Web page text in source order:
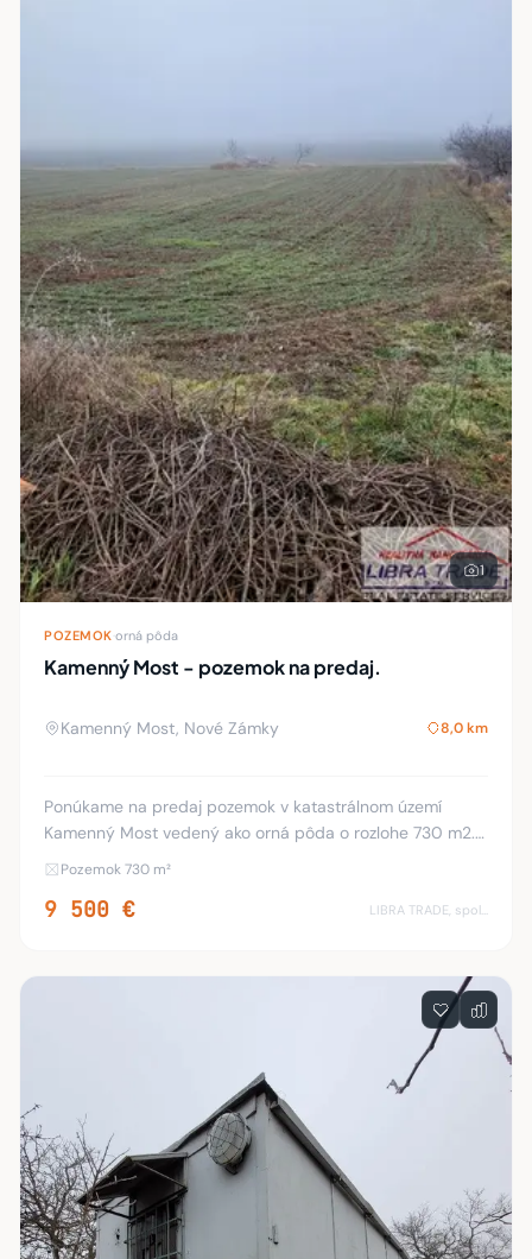
1
POZEMOK orná pôda
Kamenný Most - pozemok na predaj.
Kamenný Most, Nové Zámky 8,0 km
Ponúkame na predaj pozemok v katastrálnom území
Kamenný Most vedený ako orná pôda o rozlohe 730 m2.
Bližšie informácie a obhliadky: 0905/659 793
Pozemok 730 m²
9 500 € LIBRA TRADE, spol.s.r.o.